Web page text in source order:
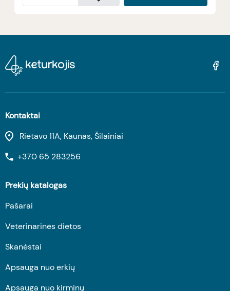
Kontaktai
Rietavo 11A, Kaunas, Šilainiai
+370 65 283256
Prekių katalogas
Pašarai
Veterinarinės dietos
Skanėstai
Apsauga nuo erkių
Apsauga nuo kirminų